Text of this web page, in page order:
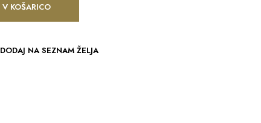
V KOŠARICO
DODAJ NA SEZNAM ŽELJA